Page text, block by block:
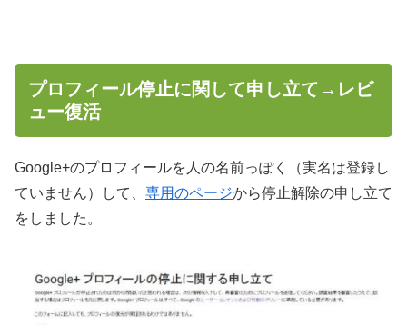
プロフィール停止に関して申し立て→レビ
ュー復活
Google+のプロフィールを人の名前っぽく（実名は登録し
ていません）して、 専用のページから停止解除の申し立て
をしました。